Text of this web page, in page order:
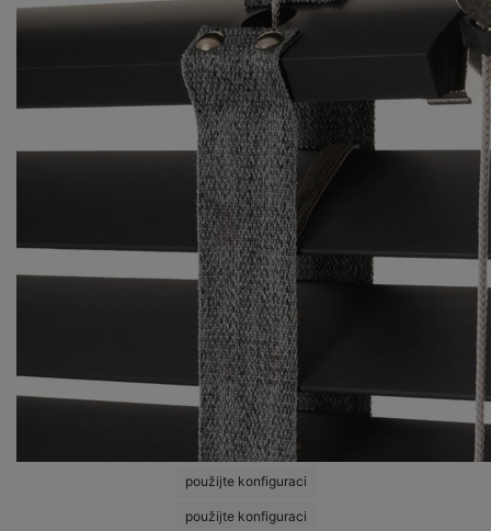
použijte konfiguraci
použijte konfiguraci